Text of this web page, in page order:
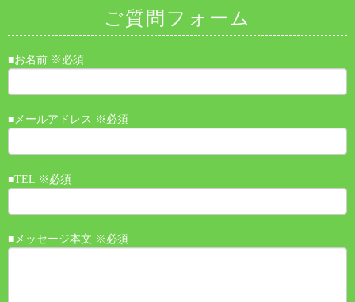
ご質問フォーム
■お名前 ※必須
■メールアドレス ※必須
■TEL ※必須
■メッセージ本文 ※必須